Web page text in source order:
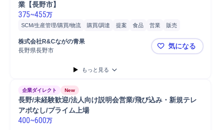
業【長野市】
375~455万
SCM/生産管理/購買/物流 購買/調達 提案 食品 営業
販売
自動車/輸送機器
自動車/輸送機械
株式会社R&Cながの青果
長野県長野市
【株式会社
気になる
もっと見る
企業ダイレクト New
長野/未経験歓迎/法人向け説明会営業/飛び込み・新規テレ
アポなし/プライム上場
400~600万